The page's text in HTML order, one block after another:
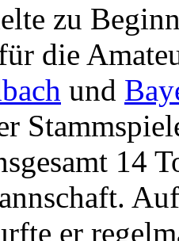
zu
die
und
14
er